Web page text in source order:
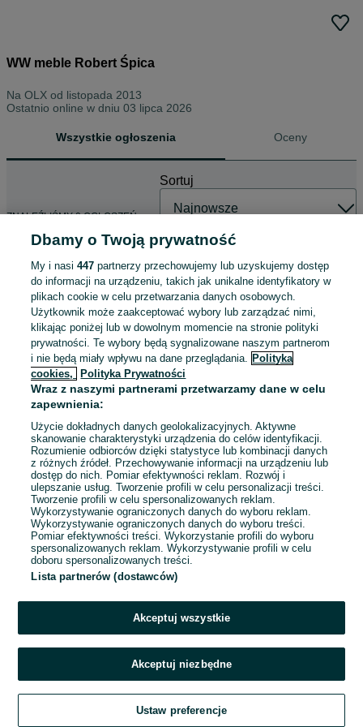
WW meble Robert Śpica
Na OLX od listopada 2013
Ostatnio online w dniu 03 lipca 2026
Wszystkie ogłoszenia Oceny
ZNALEŹLIŚMY 0 OGŁOSZEŃ
Sortuj
Zadzwoń / SMS
Dbamy o Twoją prywatność
My i nasi447 partnerzy przechowujemy lub uzyskujemy dostęp
do informacji na urządzeniu, takich jak unikalne identyfikatory w
plikach cookie w celu przetwarzania danych osobowych.
Użytkownik może zaakceptować wybory lub zarządzać nimi,
klikając poniżej lub w dowolnym momencie na stronie polityki
prywatności. Te wybory będą sygnalizowane naszym partnerom
i nie będą miały wpływu na dane przeglądania. Polityka
cookies,
Polityka Prywatności
Wraz z naszymi partnerami przetwarzamy dane w celu
zapewnienia:
Użycie dokładnych danych geolokalizacyjnych. Aktywne
skanowanie charakterystyki urządzenia do celów identyfikacji.
Rozumienie odbiorców dzięki statystyce lub kombinacji danych
z różnych źródeł. Przechowywanie informacji na urządzeniu lub
dostęp do nich. Pomiar efektywności reklam. Rozwój i
ulepszanie usług. Tworzenie profili w celu personalizacji treści.
Tworzenie profili w celu spersonalizowanych reklam.
Wykorzystywanie ograniczonych danych do wyboru reklam.
Wykorzystywanie ograniczonych danych do wyboru treści.
Pomiar efektywności treści. Wykorzystanie profili do wyboru
spersonalizowanych reklam. Wykorzystywanie profili w celu
doboru spersonalizowanych treści.
Lista partnerów (dostawców)
Akceptuj wszystkie
Akceptuj niezbędne
Ustaw preferencje